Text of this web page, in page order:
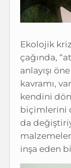
Ekolojik
çağında,
anlayışı
kavramı,
kendini
biçimlerini
da
inşa eden